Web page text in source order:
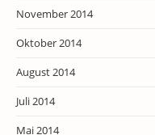
November 2014
Oktober 2014
August 2014
Juli 2014
Mai 2014